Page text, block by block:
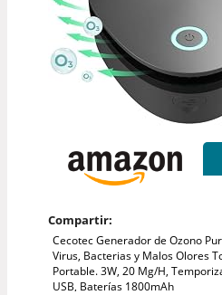
Compartir:
Cecotec Generador de Ozono
Virus, Bacterias y Malos Olores
Portable. 3W, 20 Mg/H,
USB, Baterías 1800mAh